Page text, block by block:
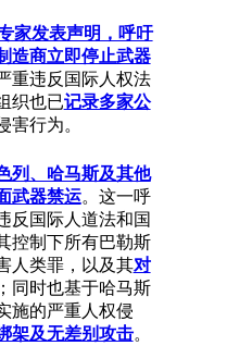
家发表声明，呼吁
造商立即停止武器
重违反国际人权法
织也已记录多家公
行为。
列、哈马斯及其他
武器禁运。这一呼
反国际人道法和国
控制下所有巴勒斯
人类罪，以及其对
同时也基于哈马斯
施的严重人权侵
架及无差别攻击。